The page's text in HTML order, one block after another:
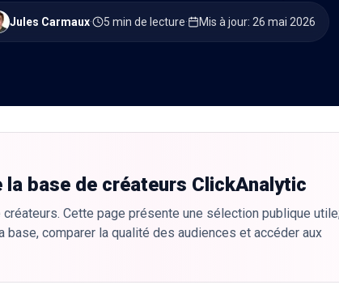
Jules Carmaux· 5 min de lecture· Mis à jour: 26 mai 2026
base de créateurs ClickAnalytic
Cette page présente une sélection publique
comparer la qualité des audiences et accéder aux